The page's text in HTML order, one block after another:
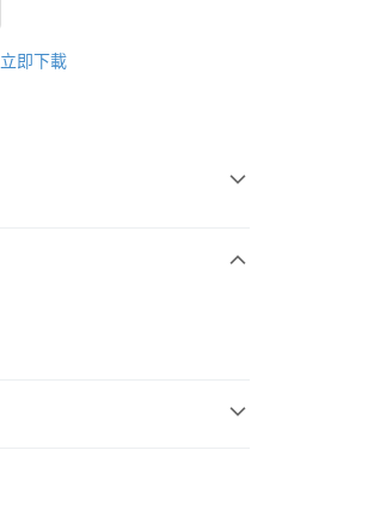
立即下載